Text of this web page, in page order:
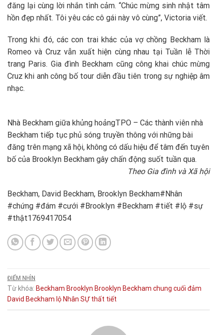
đăng lại cùng lời nhắn tình cảm. “Chúc mừng sinh nhật tâm
hồn đẹp nhất. Tôi yêu các cô gái này vô cùng”, Victoria viết.
Trong khi đó, các con trai khác của vợ chồng Beckham là
Romeo và Cruz vẫn xuất hiện cùng nhau tại Tuần lễ Thời
trang Paris. Gia đình Beckham cũng công khai chúc mừng
Cruz khi anh công bố tour diễn đầu tiên trong sự nghiệp âm
nhạc.
Nhà Beckham giữa khủng hoảngTPO – Các thành viên nhà
Beckham tiếp tục phủ sóng truyền thông với những bài
đăng trên mạng xã hội, không có dấu hiệu để tâm đến tuyên
bố của Brooklyn Beckham gây chấn động suốt tuần qua.
Theo Gia đình và Xã hội
Beckham, David Beckham, Brooklyn Beckham#Nhân
#chứng #đám #cưới #Brooklyn #Beckham #tiết #lộ #sự
#thật1769417054
ĐIỂM NHÌN
Từ khóa: Beckham Brooklyn Brooklyn Beckham chung cuối đảm
David Beckham lộ Nhân SỰ thất tiết